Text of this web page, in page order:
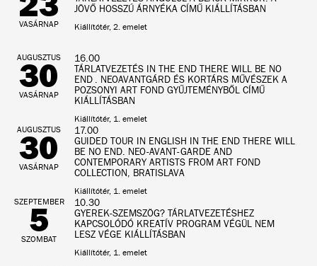
JÖVŐ HOSSZÚ ÁRNYÉKA CÍMŰ KIÁLLÍTÁSBAN
VASÁRNAP Kiállítótér, 2. emelet
16.00
TÁRLATVEZETÉS IN THE END THERE WILL BE NO
END . NEOAVANTGÁRD ÉS KORTÁRS MŰVÉSZEK A
POZSONYI ART FOND GYŰJTEMÉNYBŐL CÍMŰ
KIÁLLÍTÁSBAN
AUGUSZTUS
30
VASÁRNAP
Kiállítótér, 1. emelet
17.00
GUIDED TOUR IN ENGLISH IN THE END THERE WILL
BE NO END. NEO-AVANT-GARDE AND
CONTEMPORARY ARTISTS FROM ART FOND
COLLECTION, BRATISLAVA
AUGUSZTUS
30
VASÁRNAP
Kiállítótér, 1. emelet
10.30
GYEREK-SZEMSZÖG? TÁRLATVEZETÉSHEZ
KAPCSOLÓDÓ KREATÍV PROGRAM VÉGÜL NEM
LESZ VÉGE KIÁLLÍTÁSBAN
SZEPTEMBER
5
SZOMBAT
Kiállítótér, 1. emelet